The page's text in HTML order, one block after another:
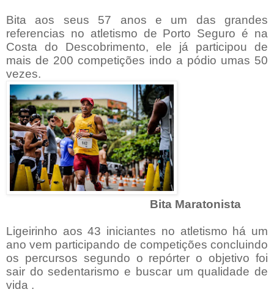
Bita aos seus 57 anos e um das grandes
referencias no atletismo de Porto Seguro é na
Costa do Descobrimento, ele já participou de
mais de 200 competições indo a pódio umas 50
vezes.
Bita Maratonista
Ligeirinho aos 43 iniciantes no atletismo há um
ano vem participando de competições concluindo
os percursos segundo o repórter o objetivo foi
sair do sedentarismo e buscar um qualidade de
vida .